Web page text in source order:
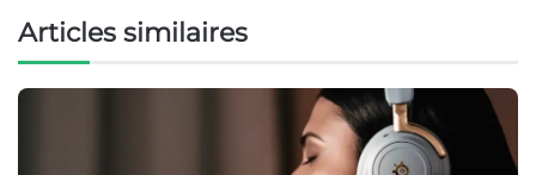
Articles similaires